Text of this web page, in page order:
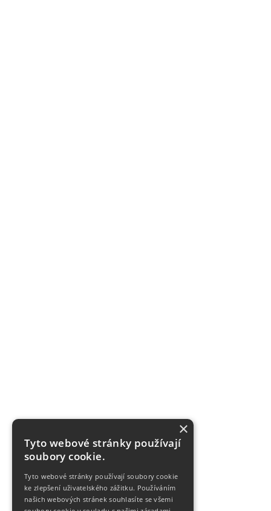
×
Tyto webové stránky používají
soubory cookie.
Tyto webové stránky používají soubory cookie
ke zlepšení uživatelského zážitku. Používáním
našich webových stránek souhlasíte se všemi